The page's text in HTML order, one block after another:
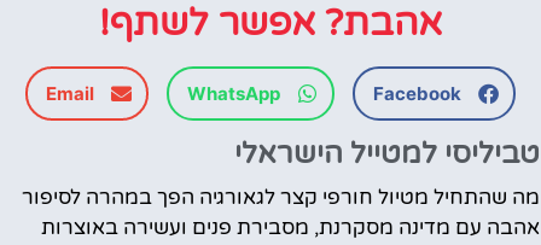
אהבת? אפשר לשתף!
Facebook
WhatsApp
Email
טביליסי למטייל הישראלי
מה שהתחיל מטיול חורפי קצר לגאורגיה הפך במהרה לסיפור
אהבה עם מדינה מסקרנת, מסבירת פנים ועשירה באוצרות